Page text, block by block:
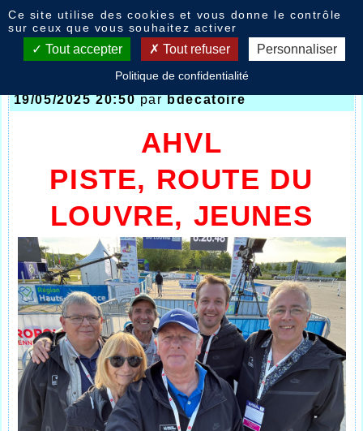
Nouvelles
Route du Louvre / Lokeren / Jeunes
19/05/2025 20:50parbdecatoire
AHVL
PISTE, ROUTE DU
LOUVRE, JEUNES
Ce site utilise des cookies et vous donne le contrôle
sur ceux que vous souhaitez activer
Tout accepter Tout refuser Personnaliser
Politique de confidentialité